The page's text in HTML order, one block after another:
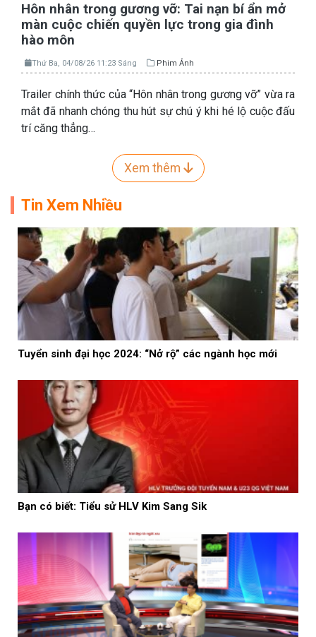
Hôn nhân trong gương vỡ: Tai nạn bí ẩn mở
màn cuộc chiến quyền lực trong gia đình
hào môn
Thứ Ba, 04/08/26 11:23 Sáng Phim Ảnh
Trailer chính thức của “Hôn nhân trong gương vỡ” vừa ra
mắt đã nhanh chóng thu hút sự chú ý khi hé lộ cuộc đấu
trí căng thẳng…
Xem thêm
Tin Xem Nhiều
Tuyển sinh đại học 2024: “Nở rộ” các ngành học mới
Bạn có biết: Tiểu sử HLV Kim Sang Sik